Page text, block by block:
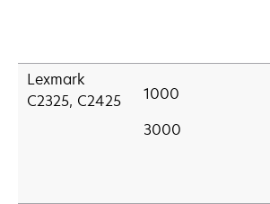
Lexmark
C2325, C2425
1000
3000